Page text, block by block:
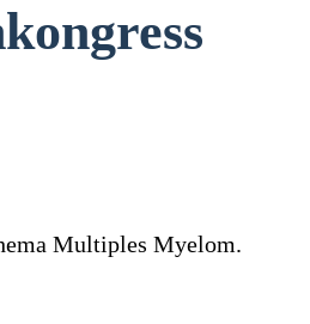
Multiples Myelom.